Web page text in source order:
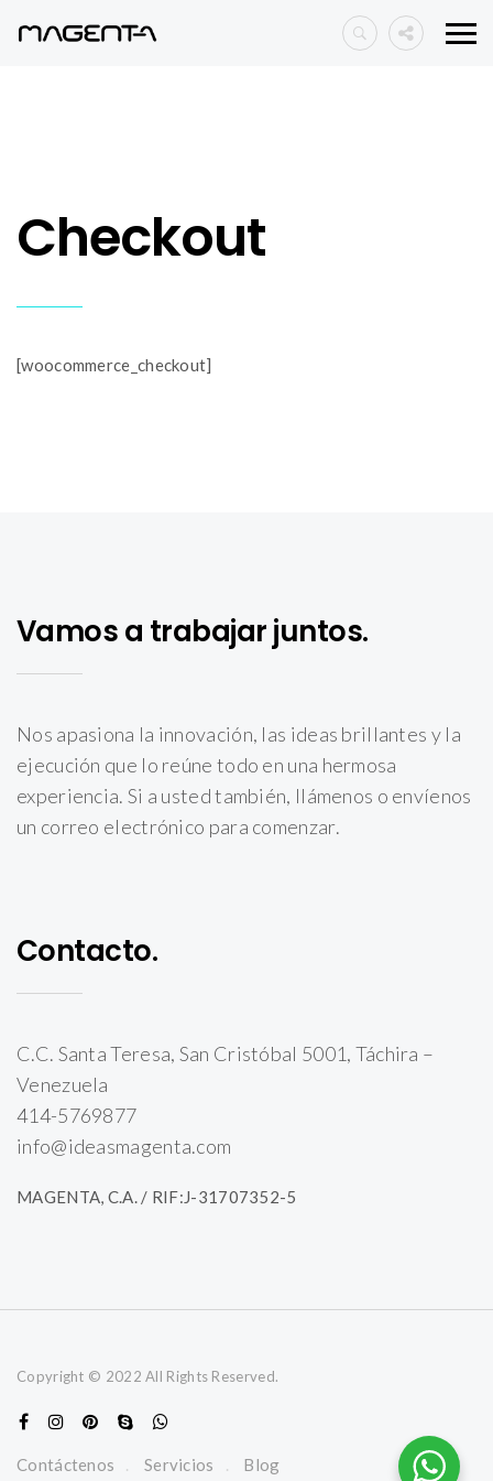
Checkout
[woocommerce_checkout]
Vamos a trabajar juntos.
Nos apasiona la innovación, las ideas brillantes y la
ejecución que lo reúne todo en una hermosa
experiencia. Si a usted también, llámenos o envíenos
un correo electrónico para comenzar.
Contacto.
C.C. Santa Teresa, San Cristóbal 5001, Táchira –
Venezuela
414-5769877
info@ideasmagenta.com
MAGENTA, C.A. / RIF:J-31707352-5
Copyright © 2022 All Rights Reserved.
Contáctenos Servicios Blog